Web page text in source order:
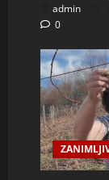
admin
0